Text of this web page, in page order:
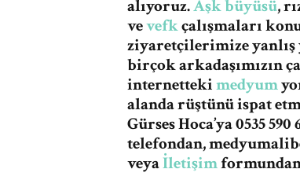
alıyoruz.Aşk büyüsü,
vevefkçalışmaları
ziyaretçilerimize yanlış
birçok arkadaşımızın
internettekimedyum
alanda rüştünü ispat
Gürses Hoca’ya 0535
telefondan,
veyaİletişim